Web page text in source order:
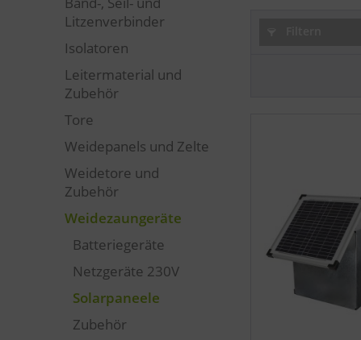
Litzenverbinder
Isolatoren
Leitermaterial und
Zubehör
Tore
Weidepanels und Zelte
Weidetore und
Zubehör
Weidezaungeräte
Batteriegeräte
Netzgeräte 230V
Solarpaneele
Zubehör